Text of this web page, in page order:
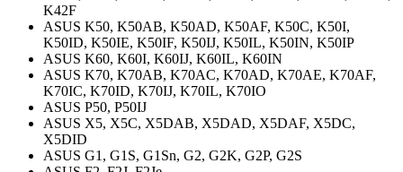
K42F
ASUS K50, K50AB, K50AD, K50AF, K50C, K50I,
K50ID, K50IE, K50IF, K50IJ, K50IL, K50IN, K50IP
ASUS K60, K60I, K60IJ, K60IL, K60IN
ASUS K70, K70AB, K70AC, K70AD, K70AE, K70AF,
K70IC, K70ID, K70IJ, K70IL, K70IO
ASUS P50, P50IJ
ASUS X5, X5C, X5DAB, X5DAD, X5DAF, X5DC,
X5DID
ASUS G1, G1S, G1Sn, G2, G2K, G2P, G2S